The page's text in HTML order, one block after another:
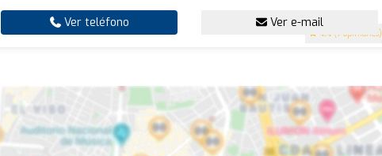
4.4 (7 opiniones)
Ver teléfono Ver e-mail